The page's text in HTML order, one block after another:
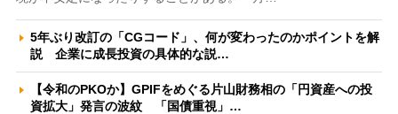
5年ぶり改訂の「CGコード」、何が変わったのかポイントを解
説 企業に成長投資の具体的な説…
【令和のPKOか】GPIFをめぐる片山財務相の「円資産への投
資拡大」発言の波紋 「国債重視」…